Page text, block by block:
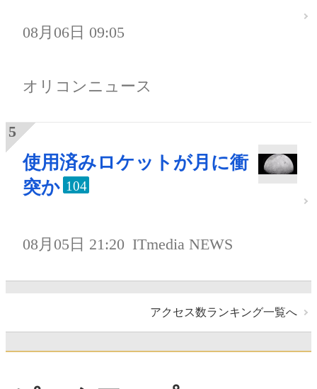
08月06日 09:05
オリコンニュース
使用済みロケットが月に衝
突か 104
08月05日 21:20 ITmedia NEWS
アクセス数ランキング一覧へ